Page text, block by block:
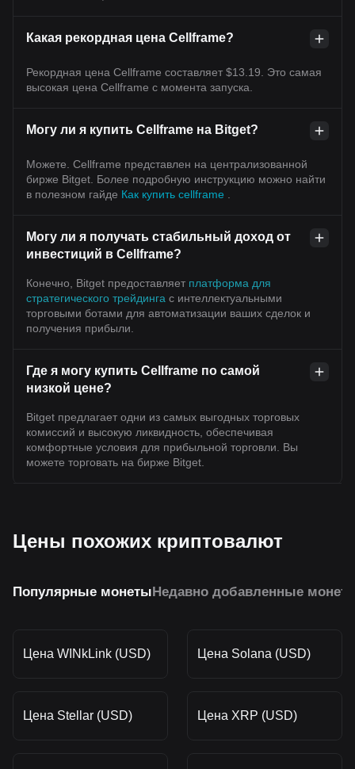
Какая рекордная цена Cellframe?
Рекордная цена Cellframe составляет $13.19. Это самая
высокая цена Cellframe с момента запуска.
Могу ли я купить Cellframe на Bitget?
Можете. Cellframe представлен на централизованной
бирже Bitget. Более подробную инструкцию можно найти
в полезном гайде Как купить cellframe
Могу ли я получать стабильный доход от
инвестиций в Cellframe?
Конечно, Bitget предоставляет платформа для
стратегического трейдинга с интеллектуальными
торговыми ботами для автоматизации ваших сделок и
получения прибыли.
Где я могу купить Cellframe по самой
низкой цене?
Bitget предлагает одни из самых выгодных торговых
комиссий и высокую ликвидность, обеспечивая
комфортные условия для прибыльной торговли. Вы
можете торговать на бирже Bitget.
Цены похожих криптовалют
Популярные монетыНедавно добавленные
Цена WINkLink (USD) Цена Solana (USD)
Цена Stellar (USD) Цена XRP (USD)